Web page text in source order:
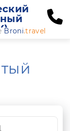
Broni.travel